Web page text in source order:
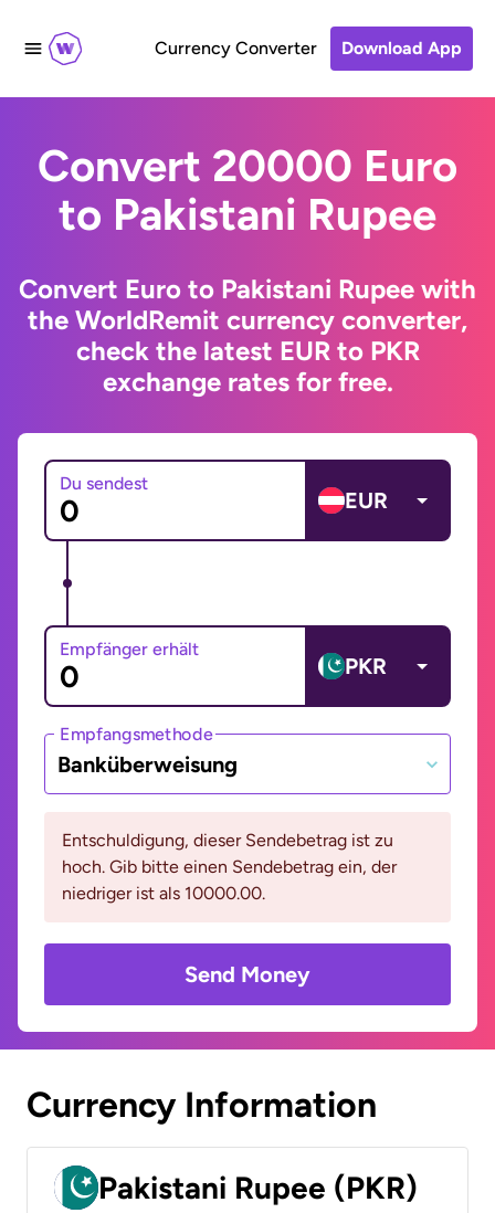
Currency Converter Download App
Convert 20000 Euro
to Pakistani Rupee
Convert Euro to Pakistani Rupee with
the WorldRemit currency converter,
check the latest EUR to PKR
exchange rates for free.
Du sendest
EUR
Empfänger erhält
PKR
Empfangsmethode
Banküberweisung
Entschuldigung, dieser Sendebetrag ist zu
hoch. Gib bitte einen Sendebetrag ein, der
niedriger ist als 10000.00.
Send Money
Currency Information
Pakistani Rupee (PKR)